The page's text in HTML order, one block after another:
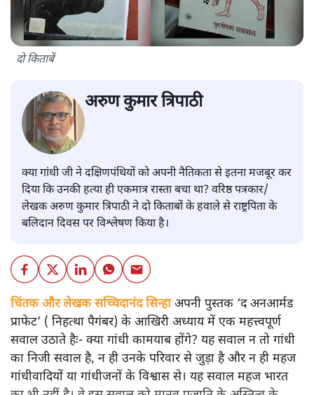
दो किताबें
अरुण कुमार त्रिपाठी
क्या गांधी जी ने दक्षिणपंथियों को अपनी नैतिकता से इतना मजबूर कर
दिया कि उनकी हत्या ही एकमात्र रास्ता बचा था? वरिष्ठ पत्रकार/
लेखक अरुण कुमार त्रिपाठी ने दो किताबों के हवाले से राष्ट्रपिता के
बलिदान दिवस पर विश्लेषण किया है।
चिंतक और लेखक सच्चिदानंद सिन्हाअपनी पुस्तक ‘द अनआर्मड
प्राफेट’ ( निहत्था पैगंबर) के आखिरी अध्याय में एक महत्त्वपूर्ण
सवाल उठाते हैः- क्या गांधी कामयाब होंगे? यह सवाल न तो गांधी
का निजी सवाल है, न ही उनके परिवार से जुड़ा है और न ही महज
गांधीवादियों या गांधीजनों के विश्वास से। यह सवाल महज भारत